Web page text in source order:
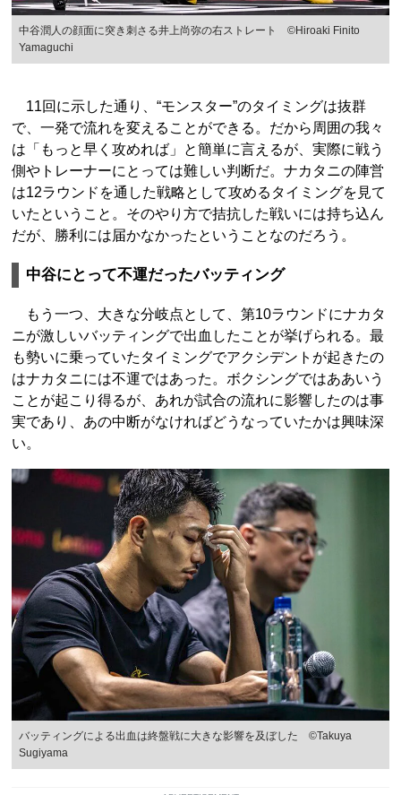
中谷潤人の顔面に突き刺さる井上尚弥の右ストレート ©Hiroaki Finito
Yamaguchi
11回に示した通り、“モンスター”のタイミングは抜群
で、一発で流れを変えることができる。だから周囲の我々
は「もっと早く攻めれば」と簡単に言えるが、実際に戦う
側やトレーナーにとっては難しい判断だ。ナカタニの陣営
は12ラウンドを通した戦略として攻めるタイミングを見て
いたということ。そのやり方で拮抗した戦いには持ち込ん
だが、勝利には届かなかったということなのだろう。
中谷にとって不運だったバッティング
もう一つ、大きな分岐点として、第10ラウンドにナカタ
ニが激しいバッティングで出血したことが挙げられる。最
も勢いに乗っていたタイミングでアクシデントが起きたの
はナカタニには不運ではあった。ボクシングではああいう
ことが起こり得るが、あれが試合の流れに影響したのは事
実であり、あの中断がなければどうなっていたかは興味深
い。
バッティングによる出血は終盤戦に大きな影響を及ぼした ©Takuya
Sugiyama